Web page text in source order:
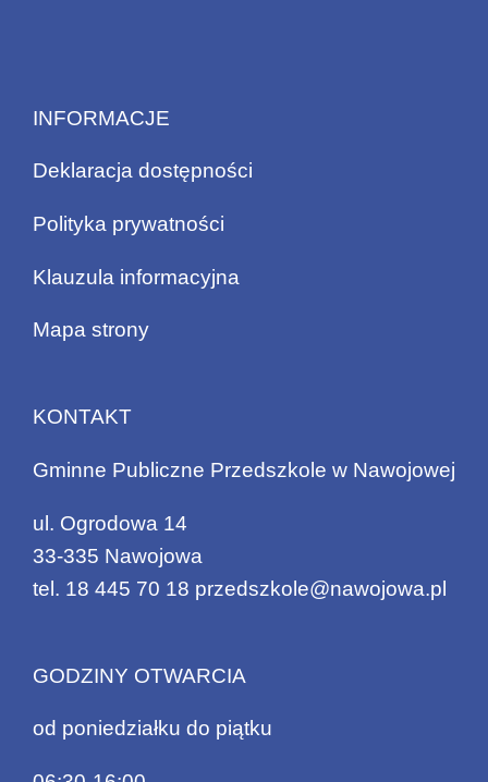
INFORMACJE
Deklaracja dostępności
Polityka prywatności
Klauzula informacyjna
Mapa strony
KONTAKT
Gminne Publiczne Przedszkole w Nawojowej
ul. Ogrodowa 14
33-335 Nawojowa
tel. 18 445 70 18 przedszkole@nawojowa.pl
GODZINY OTWARCIA
od poniedziałku do piątku